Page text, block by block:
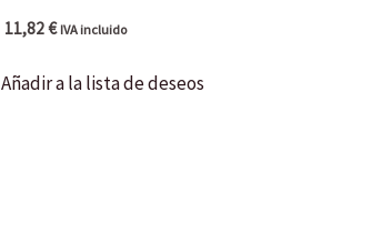
11,82€ IVA incluido
Añadir a la lista de deseos